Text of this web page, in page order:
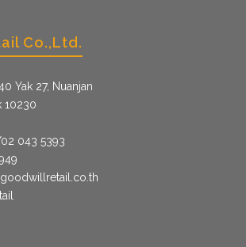
Co.,Ltd.
Yak 27, Nuanjan
10230
043 5393